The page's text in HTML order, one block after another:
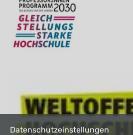
Datenschutzeinstellungen